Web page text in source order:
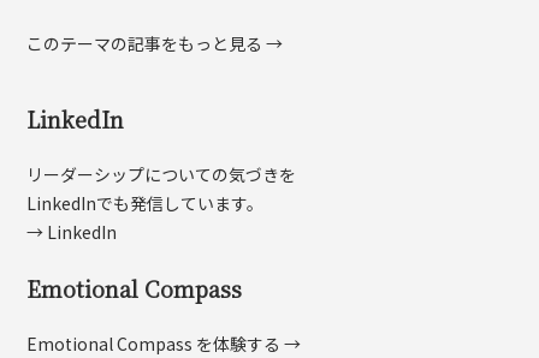
このテーマの記事をもっと見る →
LinkedIn
リーダーシップについての気づきを
LinkedInでも発信しています。
→ LinkedIn
Emotional Compass
Emotional Compass を体験する →